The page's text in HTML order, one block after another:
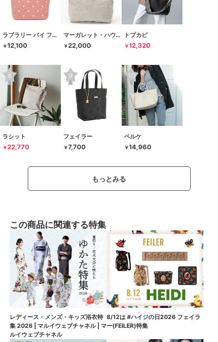
ラブラリー バイ フェイラー
￥12,100
マーガレット・ハウエル アイデア
￥22,000
トプカピ
￥12,320
ラシット
￥22,770
フェイラー
￥7,700
ペルケ
￥14,960
もっとみる
この商品に関連する特集
レディース・メンズ・キッズ浴衣特
集 2026 | マルイウェブチャネル | マ
ルイウェブチャネル
8/12は #ハイジの日2026 フェイラ
ー(FEILER)特集